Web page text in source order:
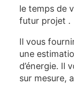
le temps de
futur projet .
Il vous
une
d’énergie. Il
sur mesure,